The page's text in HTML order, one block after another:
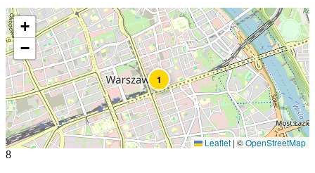
1
+
−
Leaflet | ©OpenStreetMap
8